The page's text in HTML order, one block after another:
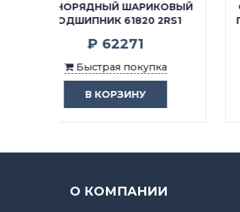
ОДНОРЯДНЫЙ ШАРИКОВЫЙ
ПОДШИПНИК 61820 (1000820)
Быстрая покупка
В КОРЗИНУ
О КОМПАНИИ